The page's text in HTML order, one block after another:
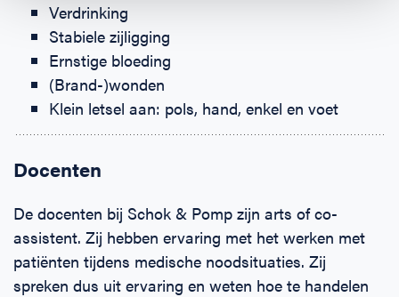
Verdrinking
Stabiele zijligging
Ernstige bloeding
(Brand-)wonden
Klein letsel aan: pols, hand, enkel en voet
Docenten
De docenten bij Schok & Pomp zijn arts of co-
assistent. Zij hebben ervaring met het werken met
patiënten tijdens medische noodsituaties. Zij
spreken dus uit ervaring en weten hoe te handelen